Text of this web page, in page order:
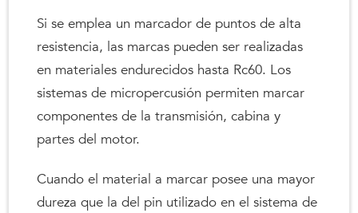
Si se emplea un marcador de puntos de alta
resistencia, las marcas pueden ser realizadas
en materiales endurecidos hasta Rc60. Los
sistemas de micropercusión permiten marcar
componentes de la transmisión, cabina y
partes del motor.
Cuando el material a marcar posee una mayor
dureza que la del pin utilizado en el sistema de